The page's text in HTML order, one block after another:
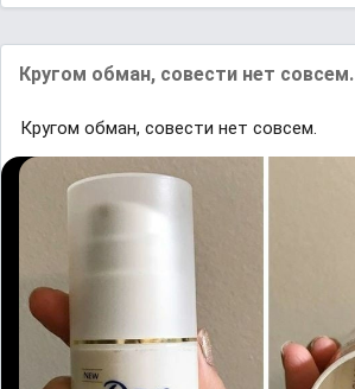
Кругом обман, совести нет совсем.
Кругом обман, совести нет совсем.